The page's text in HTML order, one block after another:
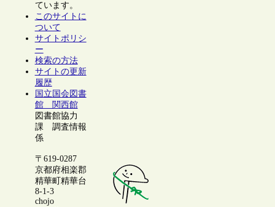
ています。
このサイトに
ついて
サイトポリシ
ー
検索の方法
サイトの更新
履歴
国立国会図書
館 関西館
図書館協力
課 調査情報
係
〒619-0287
京都府相楽郡
精華町精華台
8-1-3
chojo